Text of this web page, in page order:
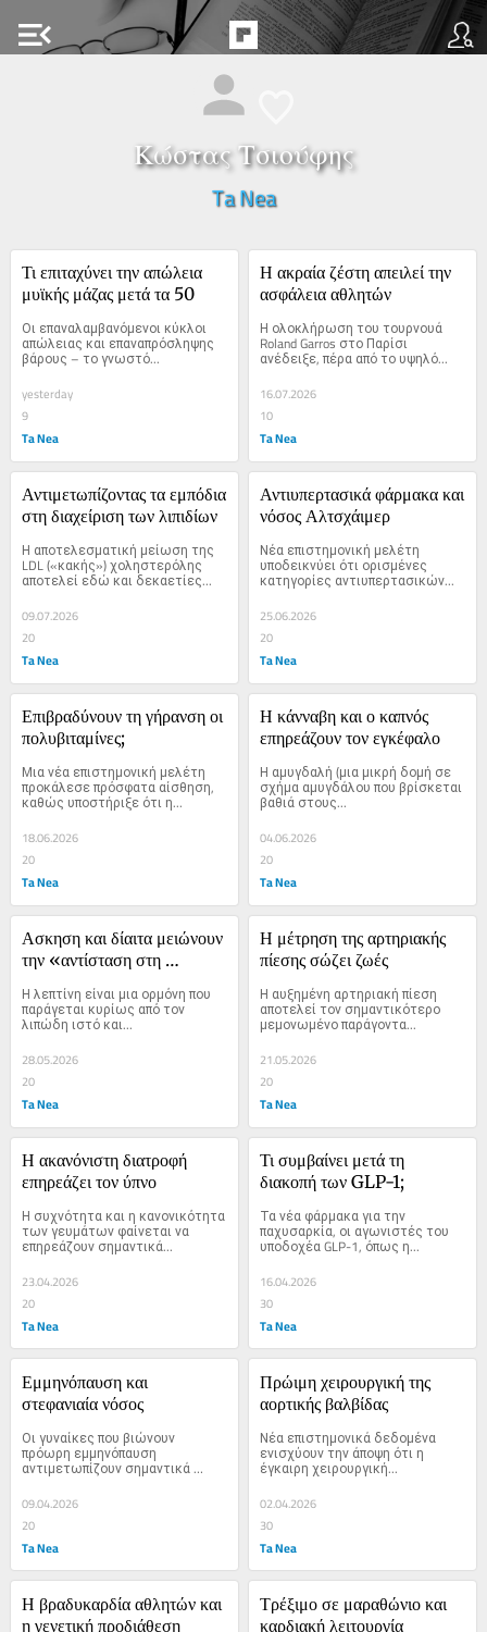
menu_open
Κώστας Τσιούφης
Ta Nea
Τι επιταχύνει την απώλεια
μυϊκής μάζας μετά τα 50
Οι επαναλαμβανόμενοι κύκλοι
απώλειας και επαναπρόσληψης
βάρους – το γνωστό...
yesterday
9
Ta Nea
Η ακραία ζέστη απειλεί την
ασφάλεια αθλητών
Η ολοκλήρωση του τουρνουά
Roland Garros στο Παρίσι
ανέδειξε, πέρα από το υψηλό...
16.07.2026
10
Ta Nea
Αντιμετωπίζοντας τα εμπόδια
στη διαχείριση των λιπιδίων
Η αποτελεσματική μείωση της
LDL («κακής») χοληστερόλης
αποτελεί εδώ και δεκαετίες...
09.07.2026
20
Ta Nea
Αντιυπερτασικά φάρμακα και
νόσος Αλτσχάιμερ
Νέα επιστημονική μελέτη
υποδεικνύει ότι ορισμένες
κατηγορίες αντιυπερτασικών...
25.06.2026
20
Ta Nea
Επιβραδύνουν τη γήρανση οι
πολυβιταμίνες;
Μια νέα επιστημονική μελέτη
προκάλεσε πρόσφατα αίσθηση,
καθώς υποστήριξε ότι η...
18.06.2026
20
Ta Nea
Η κάνναβη και ο καπνός
επηρεάζουν τον εγκέφαλο
Η αμυγδαλή (μια μικρή δομή σε
σχήμα αμυγδάλου που βρίσκεται
βαθιά στους...
04.06.2026
20
Ta Nea
Ασκηση και δίαιτα μειώνουν
την «αντίσταση στη
Η λεπτίνη είναι μια ορμόνη που
παράγεται κυρίως από τον
λιπώδη ιστό και...
28.05.2026
20
Ta Nea
Η μέτρηση της αρτηριακής
πίεσης σώζει ζωές
Η αυξημένη αρτηριακή πίεση
αποτελεί τον σημαντικότερο
μεμονωμένο παράγοντα...
21.05.2026
20
Ta Nea
Η ακανόνιστη διατροφή
επηρεάζει τον ύπνο
Η συχνότητα και η κανονικότητα
των γευμάτων φαίνεται να
επηρεάζουν σημαντικά...
23.04.2026
20
Ta Nea
Τι συμβαίνει μετά τη
διακοπή των GLP-1;
Τα νέα φάρμακα για την
παχυσαρκία, οι αγωνιστές του
υποδοχέα GLP-1, όπως η...
16.04.2026
30
Ta Nea
Εμμηνόπαυση και
στεφανιαία νόσος
Οι γυναίκες που βιώνουν
πρόωρη εμμηνόπαυση
αντιμετωπίζουν σημαντικά
αυξημένο...
09.04.2026
20
Ta Nea
Πρώιμη χειρουργική της
αορτικής βαλβίδας
Νέα επιστημονικά δεδομένα
ενισχύουν την άποψη ότι η
έγκαιρη χειρουργική...
02.04.2026
30
Ta Nea
Η βραδυκαρδία αθλητών και
η γενετική προδιάθεση
Τρέξιμο σε μαραθώνιο και
καρδιακή λειτουργία